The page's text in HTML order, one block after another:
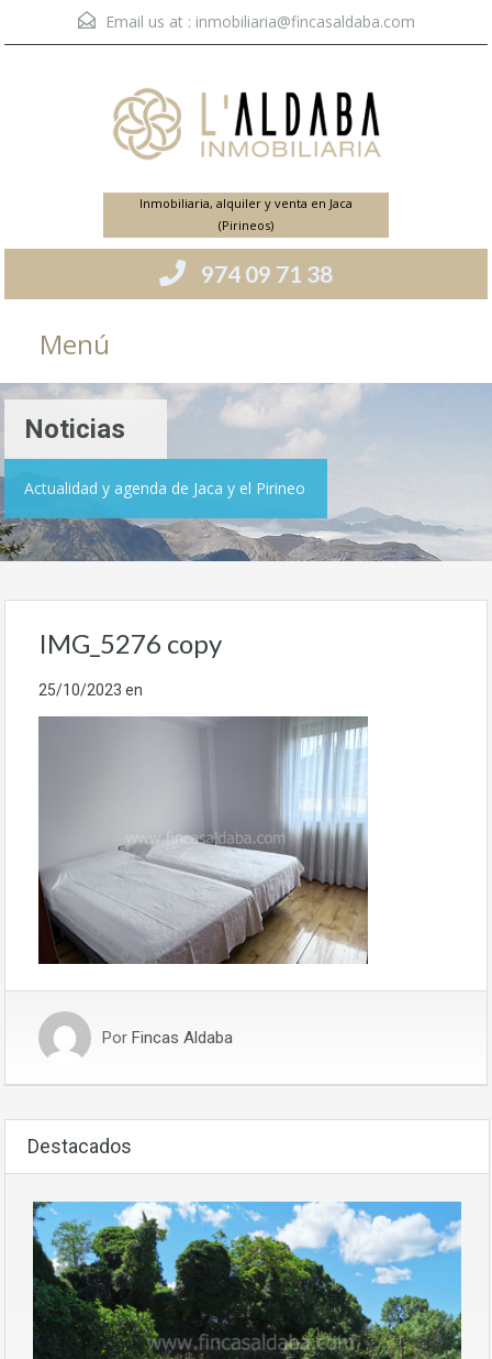
Email us at : inmobiliaria@fincasaldaba.com
Inmobiliaria, alquiler y venta en Jaca
(Pirineos)
974 09 71 38
Menú
Noticias
Actualidad y agenda de Jaca y el Pirineo
IMG_5276 copy
25/10/2023 en
Por Fincas Aldaba
Destacados